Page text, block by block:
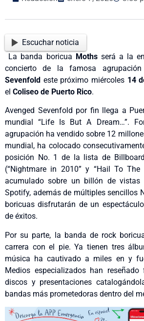
Escuchar noticia
La banda boricua Mothsserá a la
concierto de la famosa
Sevenfold este próximo miércoles 14
el Coliseo de Puerto Rico.
Avenged Sevenfold por fin llega a
mundial “Life Is But A Dream…”.
agrupación ha vendido sobre 12
mundial, ha colocado
posición No. 1 de la lista de
(“Nightmare in 2010” y “Hail To
acumulado sobre un billón de
Spotify, además de múltiples sencillos
boricuas disfrutarán de un
de éxitos.
Por su parte, la banda de rock
carrera con el pie. Ya tienen tres
música ha cautivado a miles en y
Medios especializados han reseñado
discos y presentaciones
bandas más prometedoras dentro del